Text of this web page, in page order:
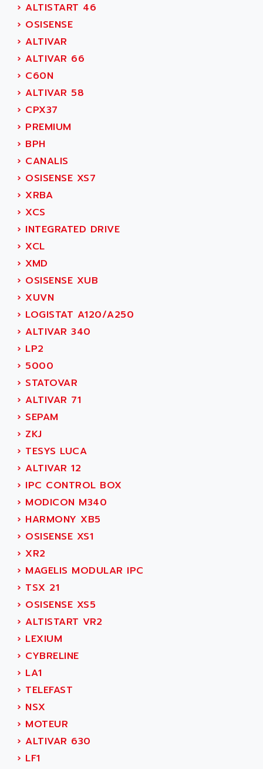
SMC 600
SMC50 / SMC600
SMC 25 et SMC 35
SMC25 et SMC35
SMC25
SMC
PB80
PB400
PB200
TSX COMPACT
984 SERIE
TSX21
15N
PB15
C200
SMC500
SMC200 / 500
NC
SYSMAC
SERVO MOTOR
PERMANENT MAGNET MOTOR
MASAP
BSM SERIE
SIMODRIVE 210
SIMODRIVE 610
SIMODRIVE 650
SIMOREG
SINUMERIK 810
PREMIUM
PREVENTA
TWIDO
NANO
PCMCIA CARD
SIMATIC S7-300
DIAX 2
TVM
AC
AC AUTOMATION
AC SMARTMOTION
ACARD
ACB
ACBEL
ACCES
ACCESS
ACCU
ACCUCELL
ACCU-SORT SYSTEMS
ACDC
ACER
ACERIME
ACI ALPHANUMERIQUE
ACIM JOUANIN
ACINDUCTO
ACMA
ACOBAL
ACOMEL
ACOOL
ACOPOS
ACQUIDUC
ACROMAG
ACS
ACS MOTION CONTROL
ACT KERN
ACTIOMTECH
ACTION PAK
ACTIVA MULLER
ACTIVE HUB
ACTIVIB
ACTRONIC
ACU-TIME
ADA
ADAC
› ALTISTART 46
› OSISENSE
› ALTIVAR
› ALTIVAR 66
› C60N
› ALTIVAR 58
› CPX37
› PREMIUM
› BPH
› CANALIS
› OSISENSE XS7
› XRBA
› XCS
› INTEGRATED DRIVE
› XCL
› XMD
› OSISENSE XUB
› XUVN
› LOGISTAT A120/A250
› ALTIVAR 340
› LP2
› 5000
› STATOVAR
› ALTIVAR 71
› SEPAM
› ZKJ
› TESYS LUCA
› ALTIVAR 12
› IPC CONTROL BOX
› MODICON M340
› HARMONY XB5
› OSISENSE XS1
› XR2
› MAGELIS MODULAR IPC
› TSX 21
› OSISENSE XS5
› ALTISTART VR2
› LEXIUM
› CYBRELINE
› LA1
› TELEFAST
› NSX
› MOTEUR
› ALTIVAR 630
› LF1